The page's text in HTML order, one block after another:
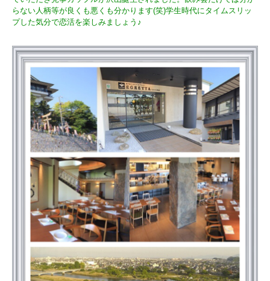
らない人柄等が良くも悪くも分かります(笑)学生時代にタイムスリッ
プした気分で恋活を楽しみましょう♪